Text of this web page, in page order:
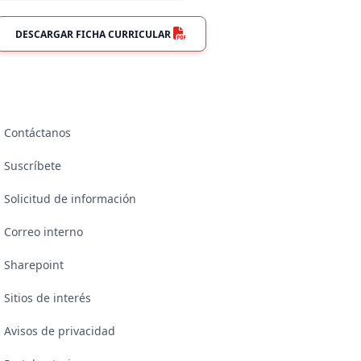
DESCARGAR FICHA CURRICULAR
Contáctanos
Suscríbete
Solicitud de información
Correo interno
Sharepoint
Sitios de interés
Avisos de privacidad